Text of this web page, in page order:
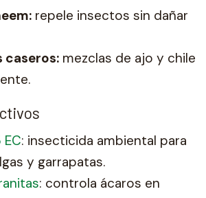
repele insectos sin dañar
caseros: mezclas de ajo y chile
: insecticida ambiental para
y garrapatas.
: controla ácaros en